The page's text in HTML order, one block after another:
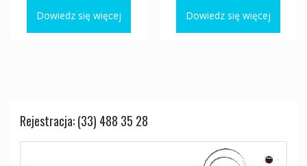
Dowiedz się więcej Dowiedz się więcej
Rejestracja: (33) 488 35 28